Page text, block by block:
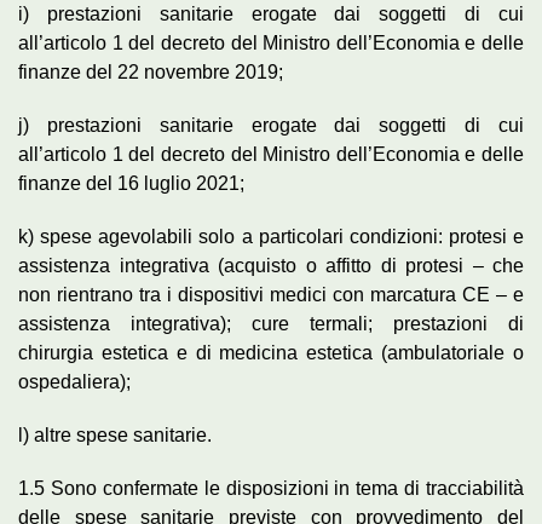
i) prestazioni sanitarie erogate dai soggetti di cui
all’articolo 1 del decreto del Ministro dell’Economia e delle
finanze del 22 novembre 2019;
j) prestazioni sanitarie erogate dai soggetti di cui
all’articolo 1 del decreto del Ministro dell’Economia e delle
finanze del 16 luglio 2021;
k) spese agevolabili solo a particolari condizioni: protesi e
assistenza integrativa (acquisto o affitto di protesi – che
non rientrano tra i dispositivi medici con marcatura CE – e
assistenza integrativa); cure termali; prestazioni di
chirurgia estetica e di medicina estetica (ambulatoriale o
ospedaliera);
l) altre spese sanitarie.
1.5 Sono confermate le disposizioni in tema di tracciabilità
delle spese sanitarie previste con provvedimento del